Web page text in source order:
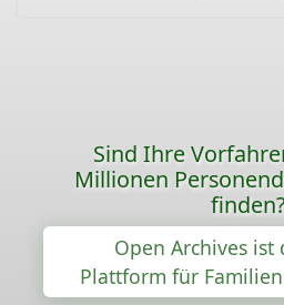
Sind Ihre
Millionen
finden?
Open Archives ist
Plattform für